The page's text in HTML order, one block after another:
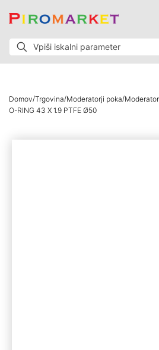
Domov/Trgovina/Moderatorji poka/
O-RING 43 X 1.9 PTFE Ø50